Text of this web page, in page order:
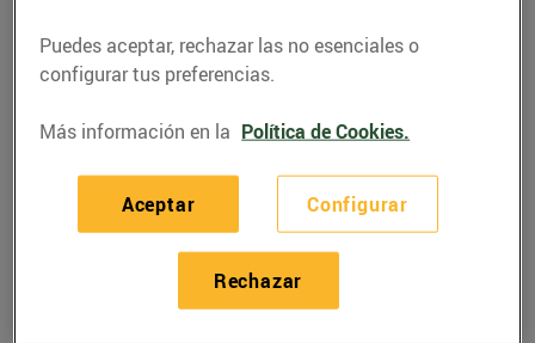
Catalunya, un trastorn
alimentari que sobretot
afecta l'hora de triar
productes com el pa, la
pasta o els dolços. Tot i
mantenir una dieta
lliure de glutenés més
Puedes aceptar, rechazar las no esenciales o
configurar tus preferencias.
Más información en la Política de Cookies.
Configurar
Rechazar
Aceptar